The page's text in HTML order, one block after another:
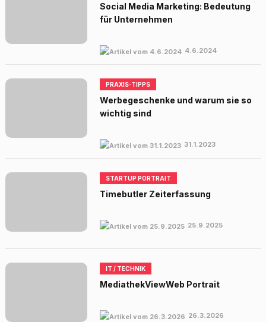
Social Media Marketing: Bedeutung
für Unternehmen
4.6.2024
PRAXIS-TIPPS
Werbegeschenke und warum sie so
wichtig sind
31.1.2023
STARTUP PORTRAIT
Timebutler Zeiterfassung
25.9.2025
IT / TECHNIK
MediathekViewWeb Portrait
26.3.2026